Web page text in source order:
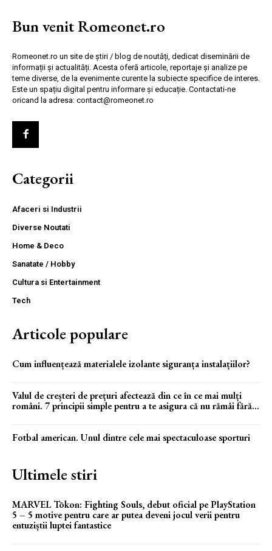
Bun venit Romeonet.ro
Romeonet.ro un site de știri / blog de noutăți, dedicat diseminării de
informații și actualități. Acesta oferă articole, reportaje și analize pe
teme diverse, de la evenimente curente la subiecte specifice de interes.
Este un spațiu digital pentru informare și educație. Contactati-ne
oricand la adresa: contact@romeonet.ro
Categorii
Afaceri si Industrii
Diverse Noutati
Home & Deco
Sanatate / Hobby
Cultura si Entertainment
Tech
Articole populare
Cum influențează materialele izolante siguranța instalațiilor?
Valul de creșteri de prețuri afectează din ce în ce mai mulți
români. 7 principii simple pentru a te asigura că nu rămâi fără...
Fotbal american. Unul dintre cele mai spectaculoase sporturi
Ultimele stiri
MARVEL Tōkon: Fighting Souls, debut oficial pe PlayStation
5 – 5 motive pentru care ar putea deveni jocul verii pentru
entuziștii luptei fantastice